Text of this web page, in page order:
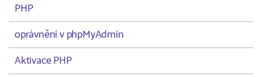
PHP
oprávnění v phpMyAdmin
Aktivace PHP